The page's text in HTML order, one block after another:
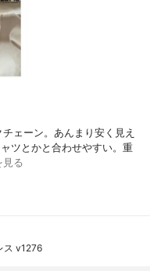
ェーン。あんまり安く見え
ツとかと合わせやすい。重
見る
ス v1276